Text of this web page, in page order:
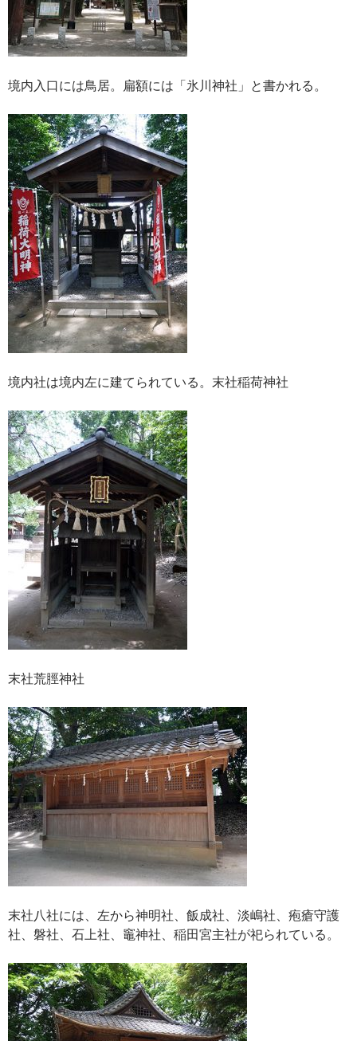
境内入口には鳥居。扁額には「氷川神社」と書かれる。
境内社は境内左に建てられている。末社稲荷神社
末社荒脛神社
末社八社には、左から神明社、飯成社、淡嶋社、疱瘡守護
社、磐社、石上社、竈神社、稲田宮主社が祀られている。